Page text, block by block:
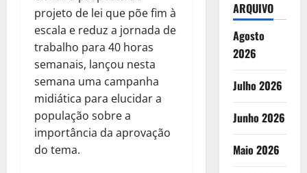
projeto de lei que põe fim à
escala e reduz a jornada de
trabalho para 40 horas
semanais, lançou nesta
semana uma campanha
midiática para elucidar a
população sobre a
importância da aprovação
do tema.
ARQUIVO
Agosto
2026
Julho 2026
Junho 2026
Maio 2026